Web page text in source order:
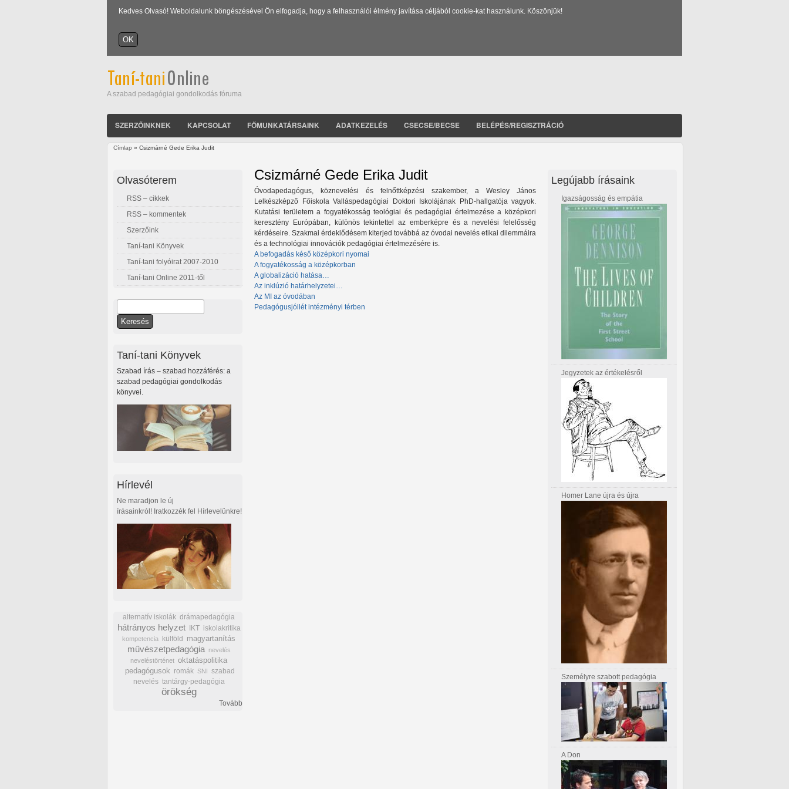
Kedves Olvasó! Weboldalunk böngészésével Ön elfogadja, hogy a felhasználói élmény javítása céljából cookie-kat használunk. Köszönjük!
A szabad pedagógiai gondolkodás fóruma
SZERZŐINKNEK KAPCSOLAT FŐMUNKATÁRSAINK ADATKEZELÉS CSECSE/BECSE BELÉPÉS/REGISZTRÁCIÓ
Címlap » Csizmárné Gede Erika Judit
Csizmárné Gede Erika Judit
Óvodapedagógus, köznevelési és felnőttképzési szakember, a Wesley János
Lelkészképző Főiskola Valláspedagógiai Doktori Iskolájának PhD-hallgatója vagyok.
Kutatási területem a fogyatékosság teológiai és pedagógiai értelmezése a középkori
keresztény Európában, különös tekintettel az emberképre és a nevelési felelősség
kérdéseire. Szakmai érdeklődésem kiterjed továbbá az óvodai nevelés etikai dilemmáira
és a technológiai innovációk pedagógiai értelmezésére is.
A befogadás késő középkori nyomai
A fogyatékosság a középkorban
A globalizáció hatása…
Az inklúzió határhelyzetei…
Az MI az óvodában
Pedagógusjóllét intézményi térben
Olvasóterem
RSS – cikkek
RSS – kommentek
Szerzőink
Taní-tani Könyvek
Taní-tani folyóirat 2007-2010
Taní-tani Online 2011-től
Keresés űrlap
Taní-tani Könyvek
Szabad írás – szabad hozzáférés: a
szabad pedagógiai gondolkodás
könyvei.
Hírlevél
Ne maradjon le új
írásainkról! Iratkozzék fel Hírlevelünkre!
alternatív iskolák drámapedagógia
hátrányos helyzet IKT iskolakritika
kompetencia külföld magyartanítás
művészetpedagógia
nevelés
neveléstörténet oktatáspolitika
pedagógusok romák SNI szabad
nevelés tantárgy-pedagógia
örökség
Tovább
Legújabb írásaink
Igazságosság és empátia
Jegyzetek az értékelésről
Homer Lane újra és újra
Személyre szabott pedagógia
A Don